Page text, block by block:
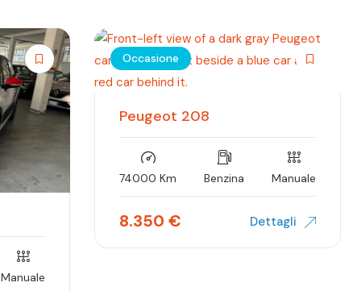
Manuale
Occasione
Peugeot 208
74000 Km Benzina Manuale
8.350 € Dettagli